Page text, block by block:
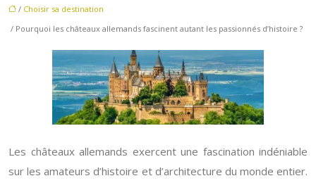
/ Choisir sa destination
/ Pourquoi les châteaux allemands fascinent autant les passionnés d’histoire ?
Les châteaux allemands exercent une fascination indéniable
sur les amateurs d’histoire et d’architecture du monde entier.